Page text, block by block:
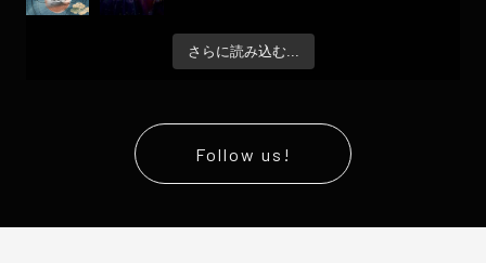
さらに読み込む...
Follow us!